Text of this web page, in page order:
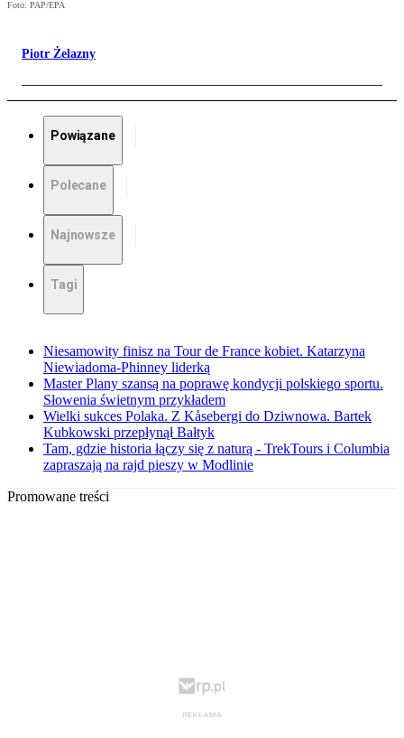
Foto: PAP/EPA
Piotr Żelazny
Powiązane
Polecane
Najnowsze
Tagi
Niesamowity finisz na Tour de France kobiet. Katarzyna
Niewiadoma-Phinney liderką
Master Plany szansą na poprawę kondycji polskiego sportu.
Słowenia świetnym przykładem
Wielki sukces Polaka. Z Kåsebergi do Dziwnowa. Bartek
Kubkowski przepłynął Bałtyk
Tam, gdzie historia łączy się z naturą - TrekTours i Columbia
zapraszają na rajd pieszy w Modlinie
Promowane treści